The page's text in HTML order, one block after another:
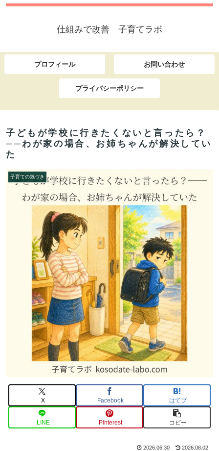
仕組みで改善 子育てラボ
プロフィール お問い合わせ
プライバシーポリシー
子どもが学校に行きたくないと言ったら？
──わが家の場合、お姉ちゃんが解決してい
た
子育ての気づき
X Facebook はてブ
LINE Pinterest コピー
2026.06.30 2026.08.02